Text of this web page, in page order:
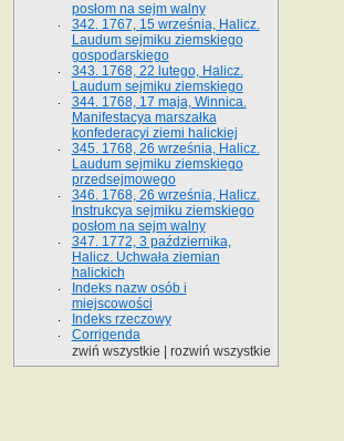
posłom na sejm walny
342. 1767, 15 września, Halicz.
Laudum sejmiku ziemskiego
gospodarskiego
343. 1768, 22 lutego, Halicz.
Laudum sejmiku ziemskiego
344. 1768, 17 maja, Winnica.
Manifestacya marszałka
konfederacyi ziemi halickiej
345. 1768, 26 września, Halicz.
Laudum sejmiku ziemskiego
przedsejmowego
346. 1768, 26 września, Halicz.
Instrukcya sejmiku ziemskiego
posłom na sejm walny
347. 1772, 3 października,
Halicz. Uchwała ziemian
halickich
Indeks nazw osób i
miejscowości
Indeks rzeczowy
Corrigenda
zwiń wszystkie
rozwiń wszystkie